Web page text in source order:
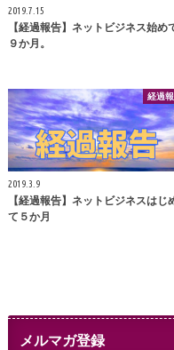
2019.7.15
【経過報告】ネットビジネス始め
９か月。
経過
2019.3.9
【経過報告】ネットビジネスはじ
て５か月
メルマガ登録